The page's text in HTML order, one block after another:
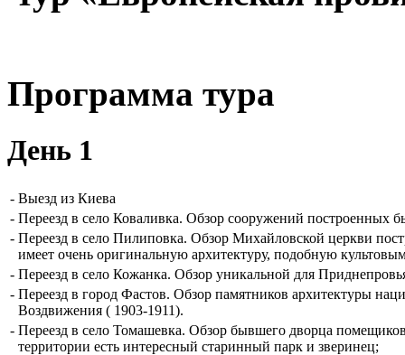
Программа тура
День 1
- Выезд из Киева
- Переезд в село Коваливка. Обзор сооружений
- Переезд в село Пилиповка. Обзор Михайловской церкви
имеет очень оригинальную архитектуру, подобную
- Переезд в село Кожанка. Обзор уникальной для
- Переезд в город Фастов. Обзор памятников архитектуры
Воздвижения ( 1903-1911).
- Переезд в село Томашевка. Обзор бывшего дворца
территории есть интересный старинный парк и зверинец;